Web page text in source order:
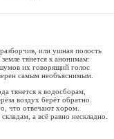
или ушная полость
тянется к анонимам:
их говорящий голос
самым необъяснимым.
тянется к водосборам,
воздух берёт обратно.
что отвечают хором.
а всё равно нескладно.